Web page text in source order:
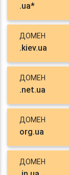
.ua*
ДОМЕН
.kiev.ua
ДОМЕН
.net.ua
ДОМЕН
org.ua
ДОМЕН